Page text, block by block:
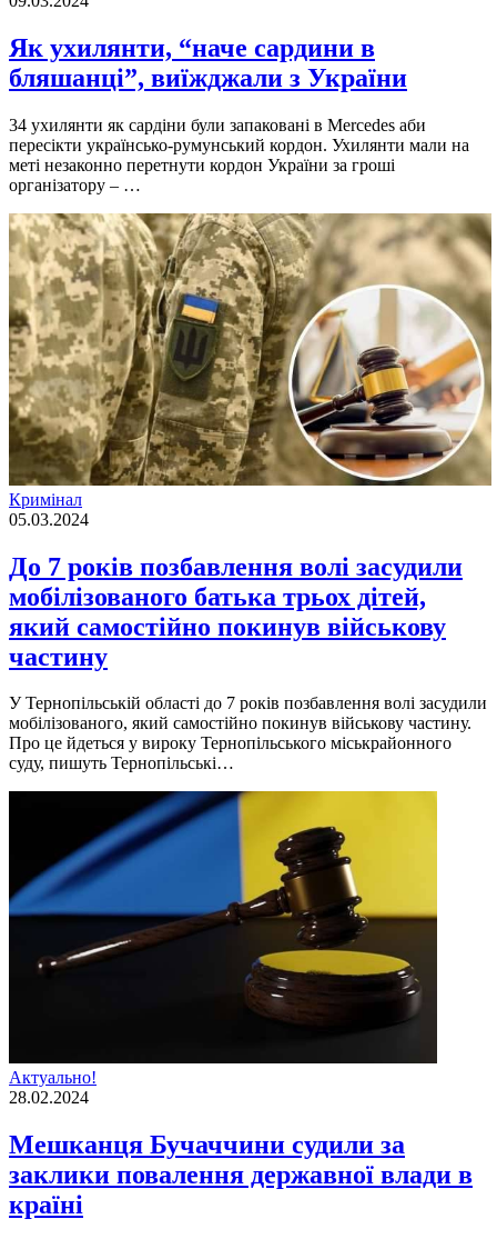
Як ухилянти, “наче сардини в
бляшанці”, виїжджали з України
34 ухилянти як сардiни були запакованi в Mercedes аби
пересiкти українсько-румунський кордон. Ухилянти мали на
метi незаконно перетнути кордон України за грошi
органiзатору – …
Кримінал
05.03.2024
До 7 років позбавлення волі засудили
мобілізованого батька трьох дітей,
який самостійно покинув військову
частину
У Тернопільській області до 7 років позбавлення волі засудили
мобілізованого, який самостійно покинув військову частину.
Про це йдеться у вироку Тернопільського міськрайонного
суду, пишуть Тернопільські…
Актуально!
28.02.2024
Мешканця Бучаччини судили за
заклики повалення державної влади в
країні